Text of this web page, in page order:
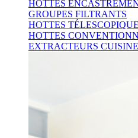
HOTTES
GROUPES FILTRANTS
HOTTES
HOTTES
EXTRACTEURS CUISINE